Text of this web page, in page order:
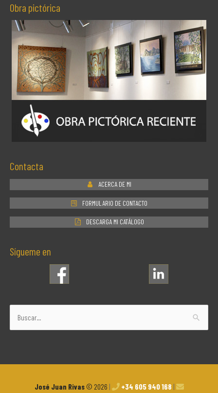
Obra pictórica
Contacta
ACERCA DE MI
FORMULARIO DE CONTACTO
DESCARGA MI CATÁLOGO
Sígueme en
Buscar
por:
José Juan Rivas© 2026 | +34 605 940 168 |